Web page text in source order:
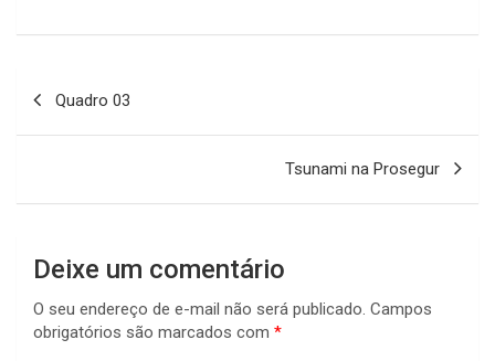
Quadro 03
Tsunami na Prosegur
Deixe um comentário
O seu endereço de e-mail não será publicado. Campos
obrigatórios são marcados com *